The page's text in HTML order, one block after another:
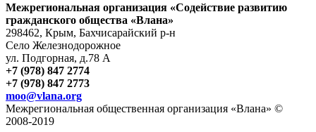
Межрегиональная организация «Содействие развитию
гражданского общества «Влана»
298462, Крым, Бахчисарайский р-н
Село Железнодорожное
ул. Подгорная, д.78 А
+7 (978) 847 2774
+7 (978) 847 2773
moo@vlana.org
Межрегиональная общественная организация «Влана» ©
2008-2019